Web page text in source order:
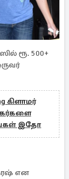
ரூ. 500+
கிளாமர்
இதோ
என